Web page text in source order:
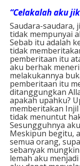
“Celakalah aku
Saudara-saudara,
tidak mempunyai
Sebab itu adalah
tidak
pemberitaan itu
aku berhak
melakukannya
pemberitaan itu
ditanggungkan
apakah upahku?
memberitakan
tidak menuntut
Sesungguhnya
Meskipun begitu,
semua orang,
sebanyak
lemah aku